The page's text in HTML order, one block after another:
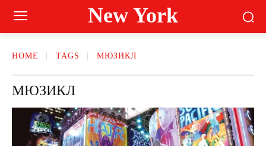
New York
HOME TAGS МЮЗИКЛ
МЮЗИКЛ